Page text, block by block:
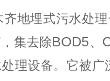
齐地埋式污水处
集去除BOD5、
理设备。它被